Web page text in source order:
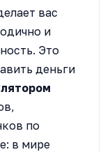
вас
и
Это
деньги
по
в мире